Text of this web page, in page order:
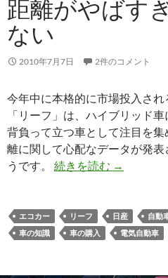
距離がやばす
ない
2010年7月7日 2件のコメント
今年中に本格的に市場投入さ
「リーフ」は、ハイブリッド
背負って立つ車として注目を
離に関して心配なデータが発
うです。 続きを読む →
エコカー リーフ 日産 自動
車の知識
車の購入 電気自動車